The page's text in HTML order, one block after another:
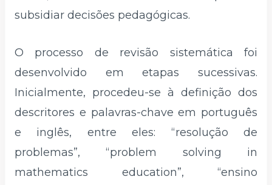
subsidiar decisões pedagógicas.
O processo de revisão sistemática foi
desenvolvido em etapas sucessivas.
Inicialmente, procedeu-se à definição dos
descritores e palavras-chave em português
e inglês, entre eles: “resolução de
problemas”, “problem solving in
mathematics education”, “ensino